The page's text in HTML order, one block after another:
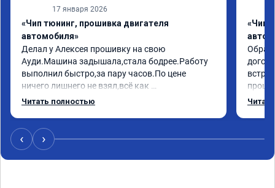
17 января 2026
«Чип тюнинг, прошивка двигателя
автомобиля»
Делал у Алексея прошивку на свою
Ауди.Машина задышала,стала бодрее.Работу
выполнил быстро,за пару часов.По цене
ничего лишнего не взял,всё как
договаривались заранее.После работы
поломки авто.Однозначно рекомендую
Алексея как грамотного специалиста!
Читать полностью
«Чип
Арман
‹ ›